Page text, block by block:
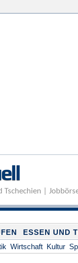
|
ESSEN UND
Wirtschaft Kultur